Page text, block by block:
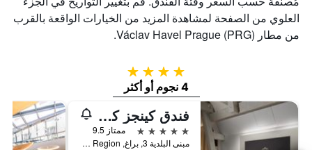
العلوي من الصفحة لمشاهدة المزيد من الخيارات الواقعة بالقرب
من مطار Václav Havel Prague (PRG).
4 نجوم
4 نجوم أو أكثر
فندق كينجز كورت
5 نجوم
ممتاز 9.5
مبنى البلدية 3, براغ, Prague Region, جمهورية التشيك